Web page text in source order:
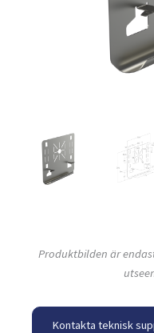
Produktbilden är
Kontakta teknisk